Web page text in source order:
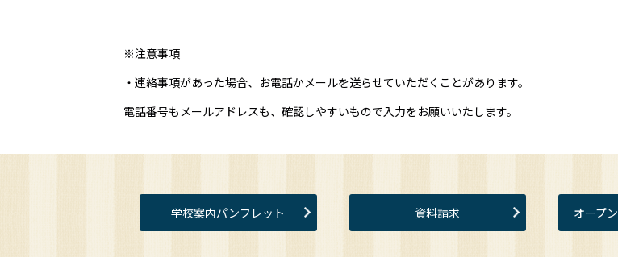
※注意事項
・連絡事項があった場合、お電話かメールを送らせていただくことがあります。
電話番号もメールアドレスも、確認しやすいもので入力をお願いいたします。
学校案内パンフレット 資料請求 オープ